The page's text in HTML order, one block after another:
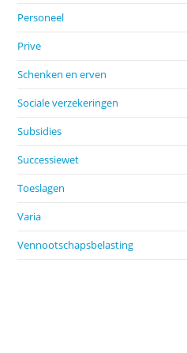
Personeel
Prive
Schenken en erven
Sociale verzekeringen
Subsidies
Successiewet
Toeslagen
Varia
Vennootschapsbelasting